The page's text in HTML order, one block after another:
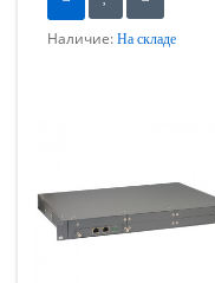
Наличие: На складе